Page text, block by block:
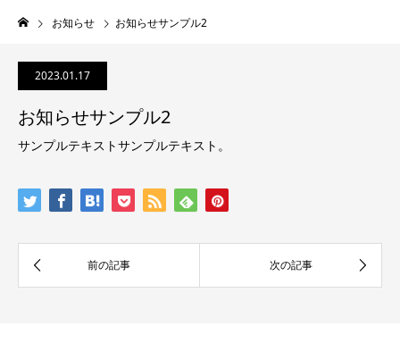
お知らせ お知らせサンプル2
2023.01.17
お知らせサンプル2
サンプルテキストサンプルテキスト。